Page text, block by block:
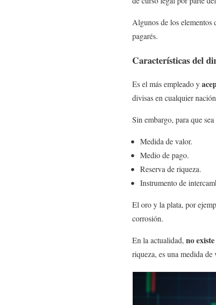
Algunos de los elementos
pagarés.
Características del
Es el más empleado y
divisas en cualquier
Sin embargo, para que
Medida de valor.
Medio de pago.
Reserva de riqueza.
Instrumento de
El oro y la plata, por
corrosión.
En la actualidad, no
riqueza, es una medida